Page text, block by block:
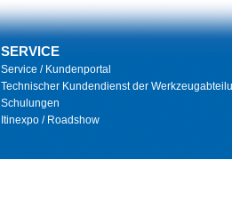
SERVICE
Service / Kundenportal
Technischer Kundendienst der
Schulungen
Itinexpo / Roadshow